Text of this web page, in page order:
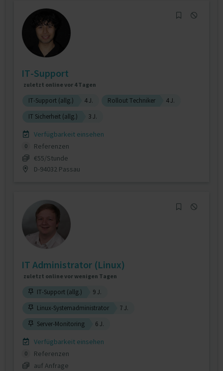
IT-Support
zuletzt online vor 4 Tagen
IT-Support (allg.) 4 J. Rollout Techniker
4 J.
IT Sicherheit (allg.)
3 J.
Verfügbarkeit einsehen
0
Referenzen
€55/Stunde
D-94032 Passau
IT Administrator (Linux)
zuletzt online vor wenigen Tagen
IT-Support (allg.)
9 J.
Linux-Systemadministrator
7 J.
Server-Monitoring
6 J.
Verfügbarkeit einsehen
0
Referenzen
auf Anfrage